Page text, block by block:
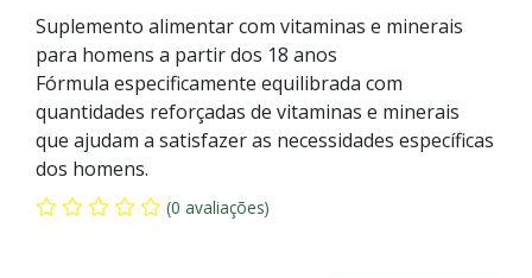
Suplemento alimentar com vitaminas e minerais
para homens a partir dos 18 anos
Fórmula especificamente equilibrada com
quantidades reforçadas de vitaminas e minerais
que ajudam a satisfazer as necessidades específicas
dos homens.
(0 avaliações)